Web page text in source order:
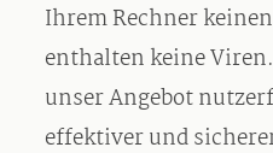
Ihrem Rechner
enthalten keine
unser Angebot
effektiver und